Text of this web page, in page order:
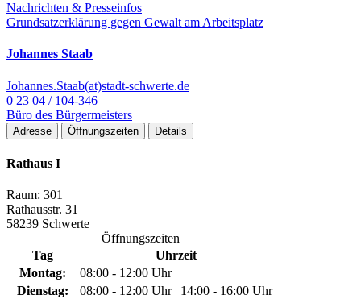
Nachrichten & Presseinfos
Grundsatzerklärung gegen Gewalt am Arbeitsplatz
Johannes Staab
Johannes.Staab(at)stadt-schwerte.de
0 23 04 / 104-346
Büro des Bürgermeisters
Adresse Öffnungszeiten Details
Rathaus I
Raum: 301
Rathausstr. 31
58239 Schwerte
Öffnungszeiten
Tag
Uhrzeit
Montag:
08:00 - 12:00 Uhr
Dienstag:
08:00 - 12:00 Uhr | 14:00 - 16:00 Uhr